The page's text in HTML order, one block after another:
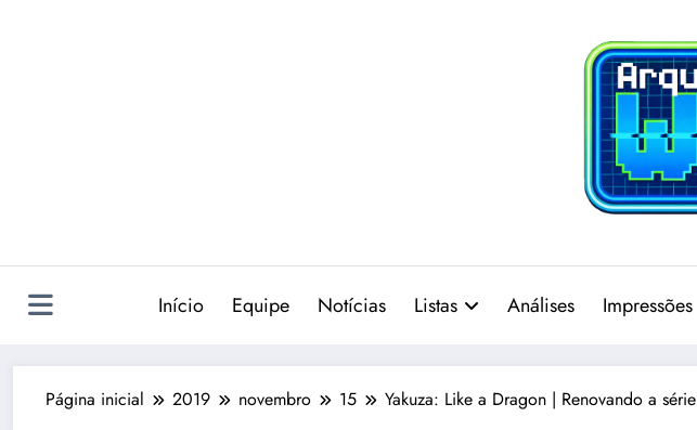
Início Equipe Notícias Listas Análises Impressões
Página inicial 2019 novembro 15 Yakuza: Like a Dragon | Renovando a série